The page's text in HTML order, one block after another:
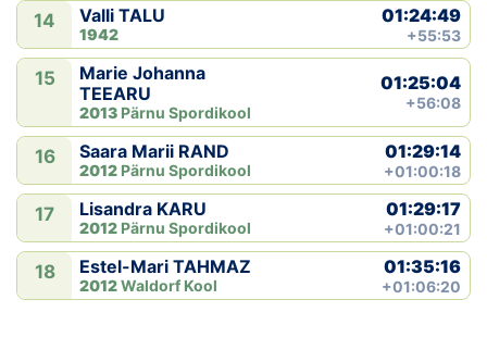
14 Valli TALU
1942
01:24:49
+55:53
15
Marie Johanna
TEEARU
2013 Pärnu Spordikool
01:25:04
+56:08
16 Saara Marii RAND
2012 Pärnu Spordikool
01:29:14
+01:00:18
17 Lisandra KARU
2012 Pärnu Spordikool
01:29:17
+01:00:21
18 Estel-Mari TAHMAZ
2012Waldorf Kool
01:35:16
+01:06:20